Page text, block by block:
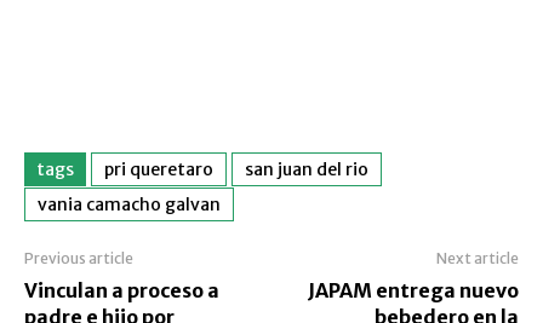
tags pri queretaro
san juan del rio
vania camacho galvan
Previous article
Vinculan a proceso a
padre e hijo por
Next article
JAPAM entrega nuevo
bebedero en la